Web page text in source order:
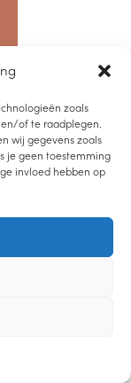
zoals
of te raadplegen.
wij gegevens zoals
je geen toestemming
invloed hebben op